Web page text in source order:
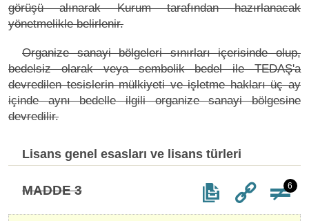
görüşü alınarak Kurum tarafından hazırlanacak
yönetmelikle belirlenir.
Organize sanayi bölgeleri sınırları içerisinde olup,
bedelsiz olarak veya sembolik bedel ile TEDAŞ'a
devredilen tesislerin mülkiyeti ve işletme hakları üç ay
içinde aynı bedelle ilgili organize sanayi bölgesine
devredilir.
Lisans genel esasları ve lisans türleri
MADDE 3 6